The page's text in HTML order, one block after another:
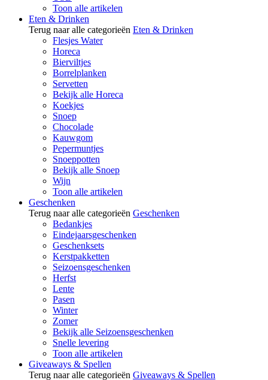
Toon alle artikelen
Eten & Drinken
Terug naar alle categorieën Eten & Drinken
Flesjes Water
Horeca
Bierviltjes
Borrelplanken
Servetten
Bekijk alle Horeca
Koekjes
Snoep
Chocolade
Kauwgom
Pepermuntjes
Snoeppotten
Bekijk alle Snoep
Wijn
Toon alle artikelen
Geschenken
Terug naar alle categorieën Geschenken
Bedankjes
Eindejaarsgeschenken
Geschenksets
Kerstpakketten
Seizoensgeschenken
Herfst
Lente
Pasen
Winter
Zomer
Bekijk alle Seizoensgeschenken
Snelle levering
Toon alle artikelen
Giveaways & Spellen
Terug naar alle categorieën Giveaways & Spellen